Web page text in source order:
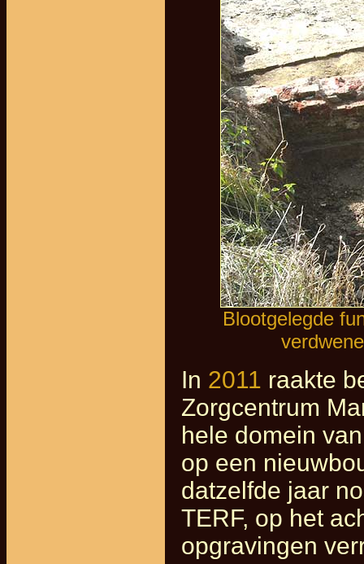
Blootgelegde
In 2011 raakte
Zorgcentrum
hele domein
op een
datzelfde jaar
TERF, op het
opgravingen